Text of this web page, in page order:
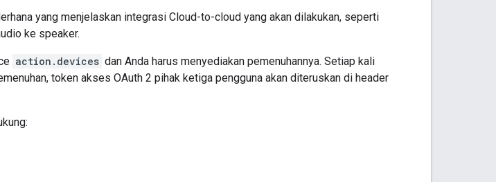
yang menjelaskan integrasi Cloud-to-cloud yang akan dilakukan, seperti
ke speaker.
action.devices dan Anda harus menyediakan pemenuhannya. Setiap kali
token akses OAuth 2 pihak ketiga pengguna akan diteruskan di header